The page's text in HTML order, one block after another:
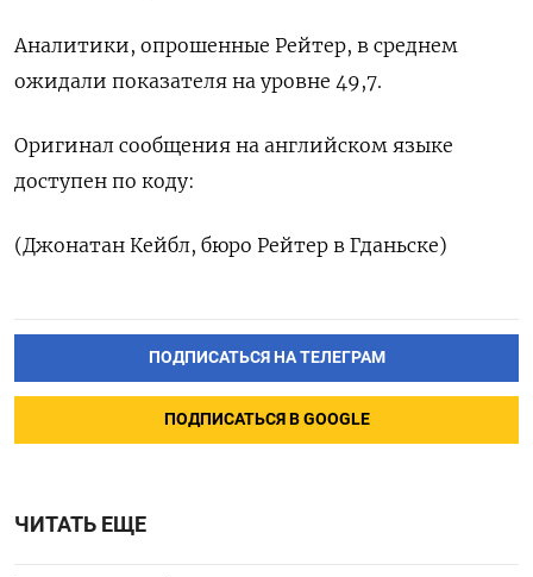
Аналитики, опрошенные Рейтер, в среднем
ожидали показателя на уровне 49,7.
Оригинал сообщения на английском языке
доступен по коду:
(Джонатан Кейбл, бюро Рейтер в Гданьске)
ПОДПИСАТЬСЯ НА ТЕЛЕГРАМ
ПОДПИСАТЬСЯ В GOOGLE
ЧИТАТЬ ЕЩЕ